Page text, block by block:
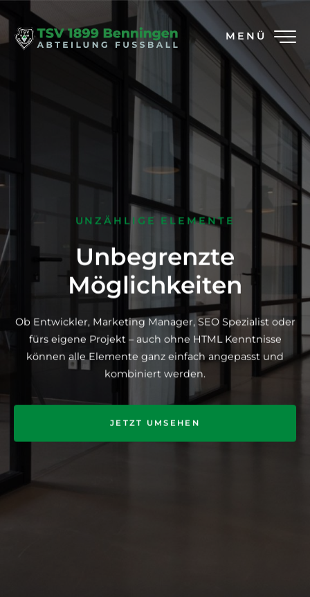
MENÜ
UNZÄHLIGE ELEMENTE
Unbegrenzte
Möglichkeiten
Ob Entwickler, Marketing Manager, SEO Spezialist oder
fürs eigene Projekt – auch ohne HTML Kenntnisse
können alle Elemente ganz einfach angepasst und
kombiniert werden.
JETZT UMSEHEN